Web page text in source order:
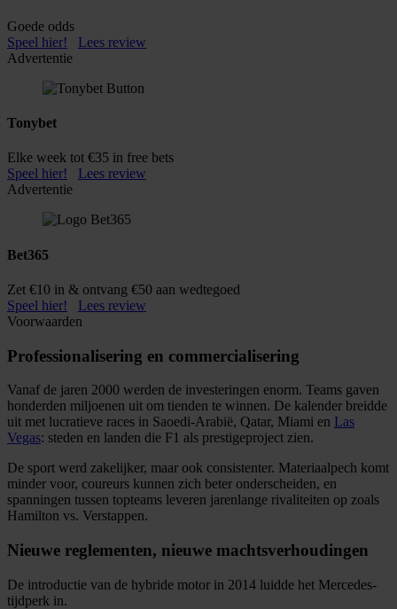
Goede odds
Speel hier!
Lees review
Advertentie
Tonybet
Elke week tot €35 in free bets
Speel hier!
Lees review
Advertentie
Bet365
Zet €10 in & ontvang €50 aan wedtegoed
Speel hier!
Lees review
Voorwaarden
Professionalisering en commercialisering
Vanaf de jaren 2000 werden de investeringen enorm. Teams gaven
honderden miljoenen uit om tienden te winnen. De kalender breidde
uit met lucratieve races in Saoedi-Arabië, Qatar, Miami en Las
Vegas: steden en landen die F1 als prestigeproject zien.
De sport werd zakelijker, maar ook consistenter. Materiaalpech komt
minder voor, coureurs kunnen zich beter onderscheiden, en
spanningen tussen topteams leveren jarenlange rivaliteiten op zoals
Hamilton vs. Verstappen.
Nieuwe reglementen, nieuwe machtsverhoudingen
De introductie van de hybride motor in 2014 luidde het Mercedes-
tijdperk in.